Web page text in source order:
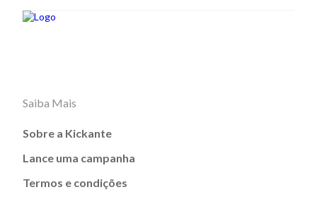
Saiba Mais
Sobre a Kickante
Lance uma campanha
Termos e condições